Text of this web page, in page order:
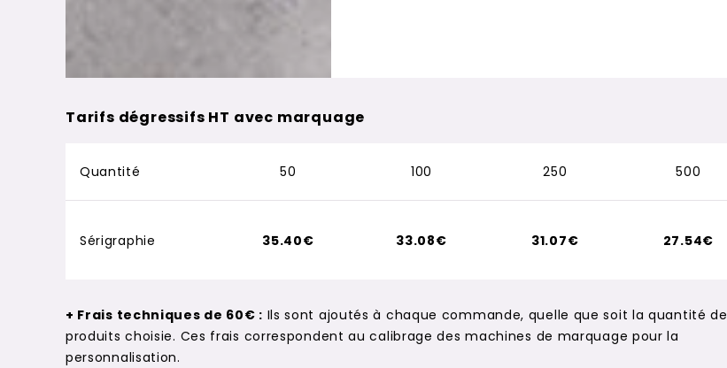
Tarifs dégressifs HT avec marquage
Quantité
Sérigraphie
50 100 250 500
35.40€ 33.08€ 31.07€ 27.54€
+ Frais techniques de 60€ : Ils sont ajoutés à chaque commande, quelle que soit la quantité de
produits choisie. Ces frais correspondent au calibrage des machines de marquage pour la
personnalisation.